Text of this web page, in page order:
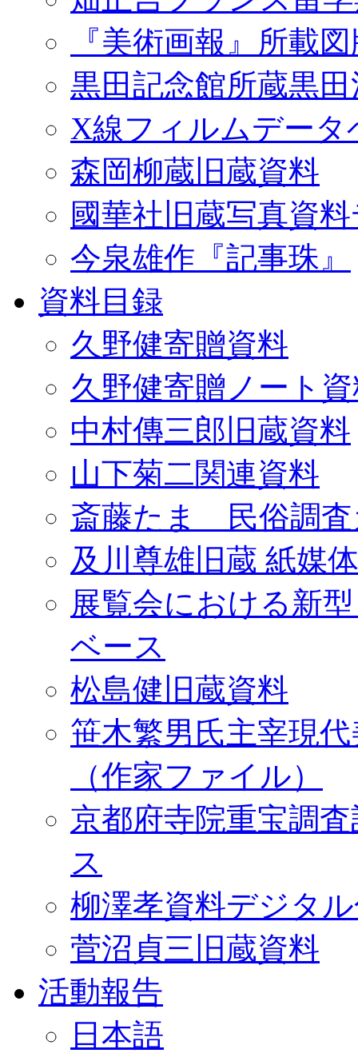
『美術画報』所載
黒田記念館所蔵黒
X線フィルムデータ
森岡柳蔵旧蔵資料
國華社旧蔵写真資
今泉雄作『記事珠』
資料目録
久野健寄贈資料
久野健寄贈ノート
中村傳三郎旧蔵資料
山下菊二関連資料
斎藤たま 民俗調査
及川尊雄旧蔵 紙媒
展覧会における新
ベース
松島健旧蔵資料
笹木繁男氏主宰現
（作家ファイル）
京都府寺院重宝調
ス
柳澤孝資料デジタ
菅沼貞三旧蔵資料
活動報告
日本語